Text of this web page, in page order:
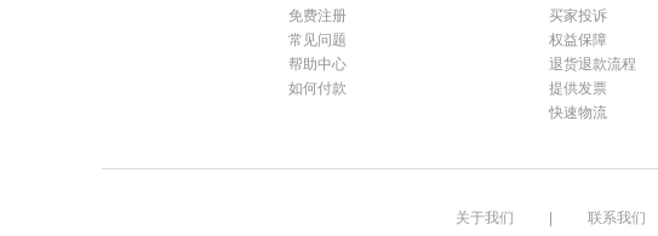
免费注册
常见问题
帮助中心
如何付款
买家投诉
权益保障
退货退款流程
提供发票
快速物流
关于我们 联系我们